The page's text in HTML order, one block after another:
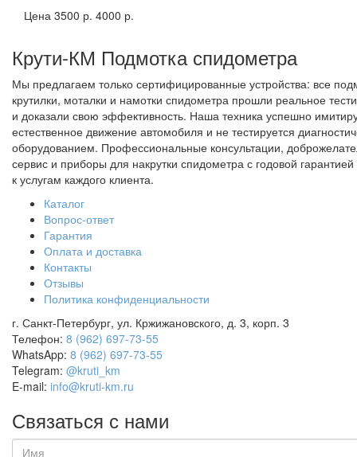
Цена 3500 р. 4000 р.
Крути-КМ Подмотка спидометра
Мы предлагаем только сертифицированные устройства: все
крутилки, моталки и намотки спидометра прошли реальное
и доказали свою эффективность. Наша техника успешно
естественное движение автомобиля и не тестируется
оборудованием. Профессиональные консультации,
сервис и приборы для накрутки спидометра с годовой гарантией
к услугам каждого клиента.
Каталог
Вопрос-ответ
Гарантия
Оплата и доставка
Контакты
Отзывы
Политика конфиденциальности
г. Санкт-Петербург, ул. Кржижановского, д. 3, корп. 3
Телефон: 8 (962) 697-73-55
WhatsApp: 8 (962) 697-73-55
Telegram: @kruti_km
E-mail: info@kruti-km.ru
Связаться с нами